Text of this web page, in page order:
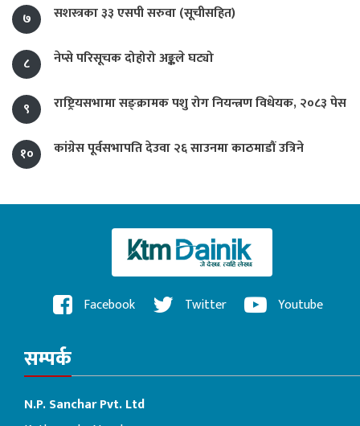
७ सशस्त्रका ३३ एसपी सरुवा (सूचीसहित)
८ नेप्से परिसूचक दोहोरो अङ्कले घट्यो
९ राष्ट्रियसभामा सङ्क्रामक पशु रोग नियन्त्रण विधेयक, २०८३ पेस
१० कांग्रेस पूर्वसभापति देउवा २६ साउनमा काठमाडौं उत्रिने
Facebook Twitter Youtube
सम्पर्क
N.P. Sanchar Pvt. Ltd